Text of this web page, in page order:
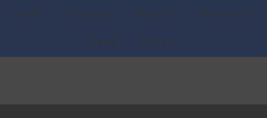
Home Properties About Us What we do
News Contact